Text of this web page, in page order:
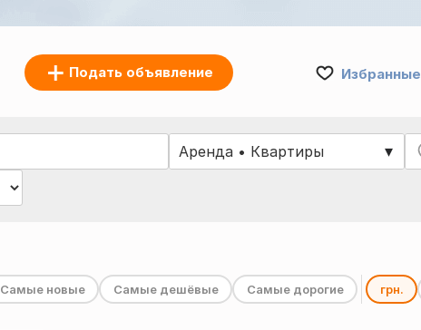
Подать объявление Избранные
Самые новые Самые дешёвые Самые дорогие грн.